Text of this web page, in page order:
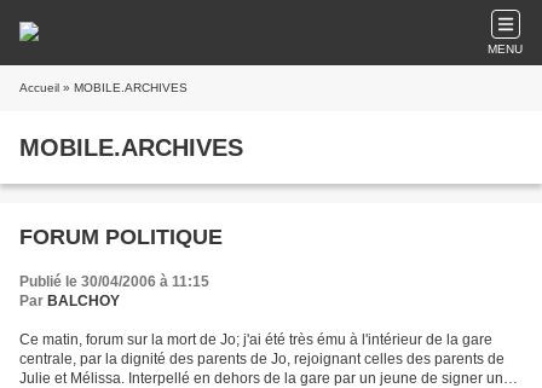
MENU
Accueil » MOBILE.ARCHIVES
MOBILE.ARCHIVES
FORUM POLITIQUE
Publié le 30/04/2006 à 11:15
Par BALCHOY
Ce matin, forum sur la mort de Jo; j'ai été très ému à l'intérieur de la gare
centrale, par la dignité des parents de Jo, rejoignant celles des parents de
Julie et Mélissa. Interpellé en dehors de la gare par un jeune de signer une